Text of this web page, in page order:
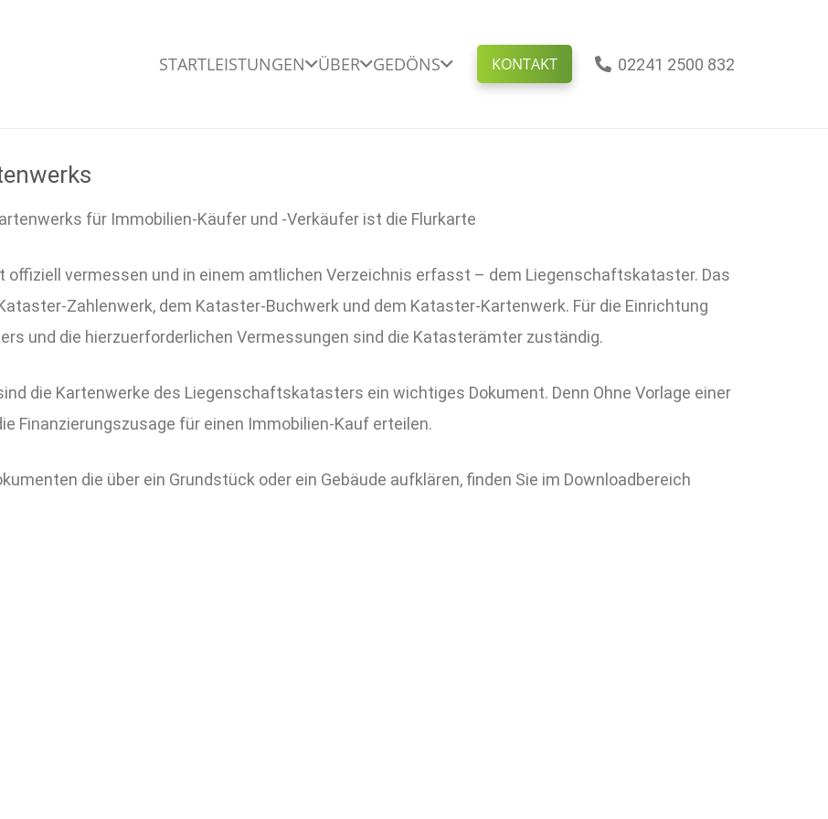
STARTLEISTUNGEN ÜBER GEDÖNS KONTAKT 02241 2500 832
für Immobilien-Käufer und -Verkäufer ist die Flurkarte
offiziell vermessen und in einem amtlichen Verzeichnis erfasst – dem Liegenschaftskataster. Das
Zahlenwerk, dem Kataster-Buchwerk und dem Kataster-Kartenwerk. Für die Einrichtung
und die hierzuerforderlichen Vermessungen sind die Katasterämter zuständig.
die Kartenwerke des Liegenschaftskatasters ein wichtiges Dokument. Denn Ohne Vorlage einer
Finanzierungszusage für einen Immobilien-Kauf erteilen.
die über ein Grundstück oder ein Gebäude aufklären, finden Sie im Downloadbereich